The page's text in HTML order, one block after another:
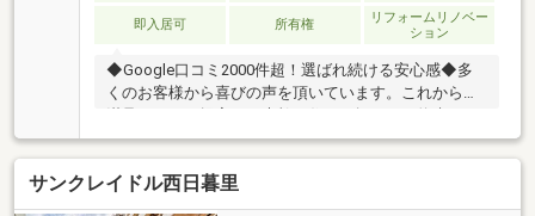
即入居可 所有権
リフォームリノベー
ション
◆Google口コミ2000件超！選ばれ続ける安心感◆多
くのお客様から喜びの声を頂いています。これからも
す。◆購入はゴールではなく幸せな未来へのスタート
◆住み始めてからの不安や悩みも、TOHO HOUSE
CLUBが将来サポート。お客様一人ひとりの安心を守る
ため、いつもずっと人生に寄り添い、豊かな未来を支
サンクレイドル西日暮里